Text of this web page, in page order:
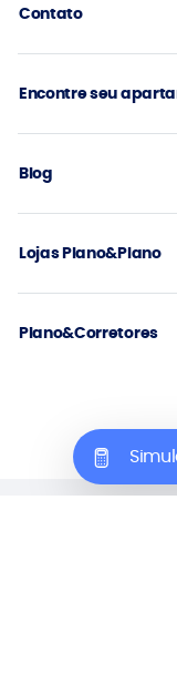
Contato
Encontre seu
Blog
Lojas Plano&Plano
Plano&Corretores